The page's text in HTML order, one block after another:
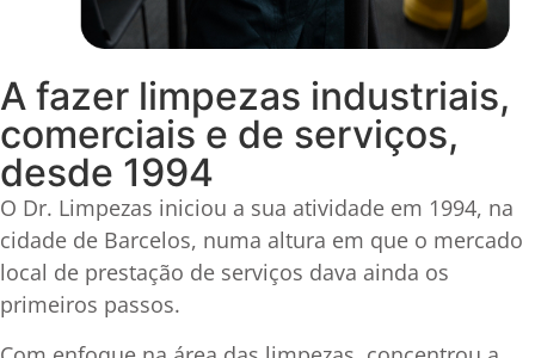
A fazer limpezas industriais,
comerciais e de serviços,
desde 1994
O Dr. Limpezas iniciou a sua atividade em 1994, na
cidade de Barcelos, numa altura em que o mercado
local de prestação de serviços dava ainda os
primeiros passos.